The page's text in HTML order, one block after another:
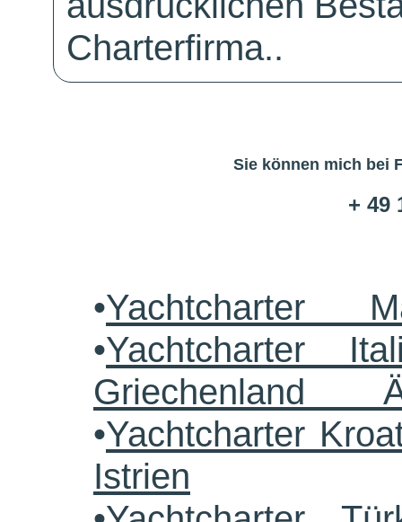
Charterfirma..
Sie können mich bei
+ 49
•Yachtcharter
•Yachtcharter
Griechenland
•Yachtcharter
Istrien